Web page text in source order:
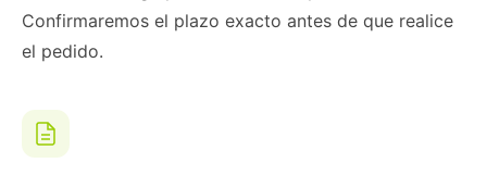
Confirmaremos el plazo exacto antes de que realice
el pedido.